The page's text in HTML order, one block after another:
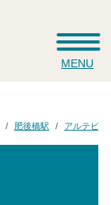
MENU
肥後橋駅 アルテビル